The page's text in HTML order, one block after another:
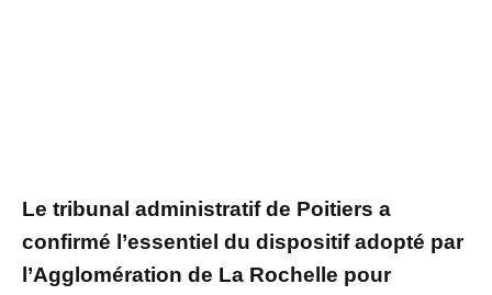
Le tribunal administratif de Poitiers a
confirmé l’essentiel du dispositif adopté par
l’Agglomération de La Rochelle pour